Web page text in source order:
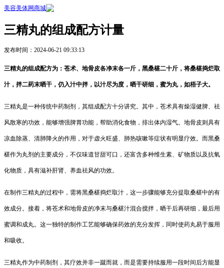
美容美体网商城
三精丸的组成配方计量
发布时间：2024-06-21 09:33:13
三精丸的组成配方为：苍术、地骨皮各净末各一斤，黑桑椹二十斤，将桑椹捣烂取
汁，拌二药末晒干，仍入汁中拌，以汁尽为度，晒干研细，蜜为丸，如梧子大。
三精丸是一种传统中药制剂，其组成配方十分讲究。其中，苍术具有燥湿健脾、祛
风散寒的功效，能够增强脾胃功能，帮助消化食物，排出体内湿气。地骨皮则具有
凉血除蒸、清肺降火的作用，对于虚火旺盛、肺热咳嗽等症状有明显疗效。而黑桑
椹作为丸剂的主要成分，不仅味道甘甜可口，还富含多种维生素、矿物质以及抗氧
化物质，具有滋补肝肾、养血祛风的功效。
在制作三精丸的过程中，需将黑桑椹捣烂取汁，这一步骤能够充分提取桑椹中的有
效成分。接着，将苍术和地骨皮的净末与桑椹汁混合搅拌，晒干后再研细，最后用
蜜调和成丸。这一独特的制作工艺能够确保药效的充分发挥，同时使药丸易于服用
和吸收。
三精丸作为中药制剂，其疗效并非一蹴而就，而是需要持续服用一段时间后方能显